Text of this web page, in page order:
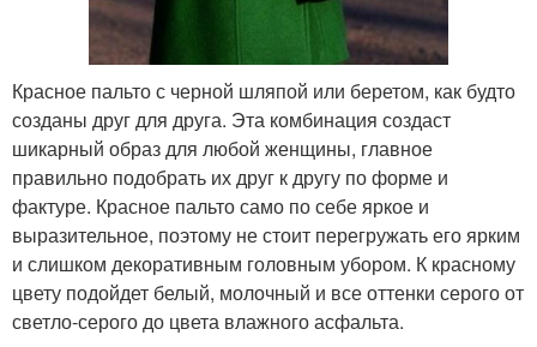
Красное пальто с черной шляпой или беретом, как будто
созданы друг для друга. Эта комбинация создаст
шикарный образ для любой женщины, главное
правильно подобрать их друг к другу по форме и
фактуре. Красное пальто само по себе яркое и
выразительное, поэтому не стоит перегружать его ярким
и слишком декоративным головным убором. К красному
цвету подойдет белый, молочный и все оттенки серого от
светло-серого до цвета влажного асфальта.